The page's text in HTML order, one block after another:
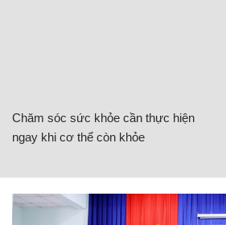
Chăm sóc sức khỏe cần thực hiện
ngay khi cơ thể còn khỏe